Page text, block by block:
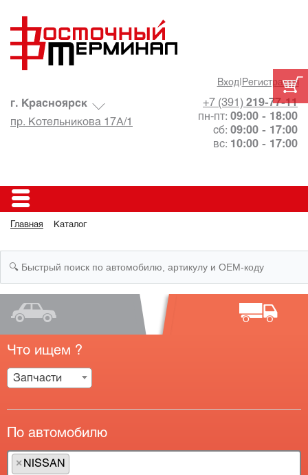
Вход| Регистрация
+7 (391) 219-77-11
пн-пт: 09:00 - 18:00
сб: 09:00 - 17:00
вс: 10:00 - 17:00
г. Красноярск
пр. Котельникова 17А/1
Главная Каталог
Что ищем ?
Запчасти
По автомобилю
× NISSAN